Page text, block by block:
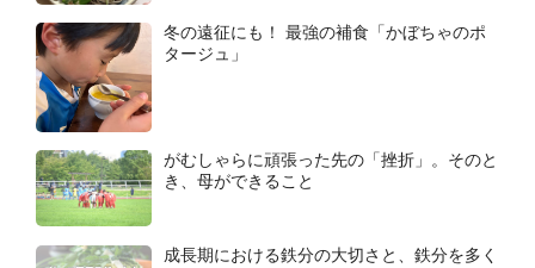
冬の遠征にも！ 最強の補食「かぼちゃのポ
タージュ」
がむしゃらに頑張った先の「挫折」。そのと
き、母ができること
成長期における鉄分の大切さと、鉄分を多く